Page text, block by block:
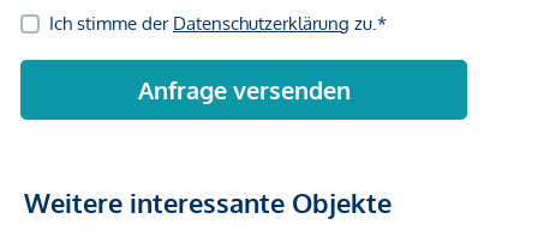
Weitere interessante Objekte